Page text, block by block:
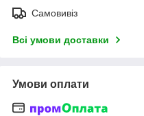
Самовивіз
Всі умови доставки
Умови оплати